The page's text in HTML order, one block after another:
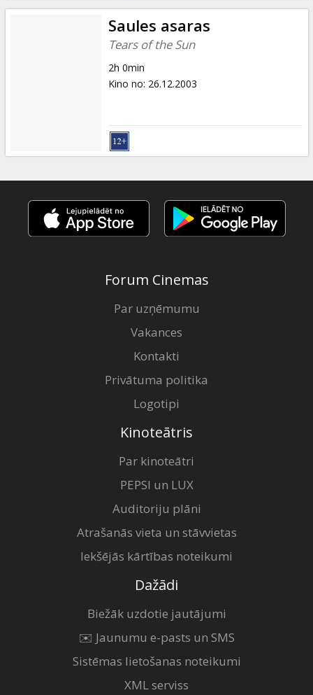
Saules asaras
Tears of the Sun
2h 0min
Kino no: 26.12.2003
Forum Cinemas
Par uzņēmumu
Vakances
Kontakti
Privātuma politika
Logotipi
Kinoteātris
Par kinoteātri
PEPSI un LUX
Auditoriju plāni
Atrašanās vieta un stāvvietas
Iekšējās kārtības noteikumi
Dažādi
Biežāk uzdotie jautājumi
✉️ Jaunumu e-pasts un SMS
Sistēmas lietošanas noteikumi
XML serviss